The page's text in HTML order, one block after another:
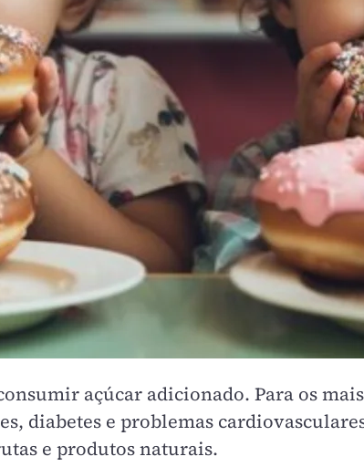
açúcar adicionado. Para os
diabetes e problemas
e produtos naturais.